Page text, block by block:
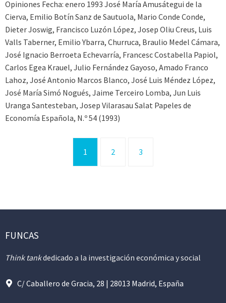
Opiniones Fecha: enero 1993 José María Amusátegui de la
Cierva, Emilio Botín Sanz de Sautuola, Mario Conde Conde,
Dieter Joswig, Francisco Luzón López, Josep Oliu Creus, Luis
Valls Taberner, Emilio Ybarra, Churruca, Braulio Medel Cámara,
José Ignacio Berroeta Echevarría, Francesc Costabella Papiol,
Carlos Egea Krauel, Julio Fernández Gayoso, Amado Franco
Lahoz, José Antonio Marcos Blanco, José Luis Méndez López,
José María Simó Nogués, Jaime Terceiro Lomba, Jun Luis
Uranga Santesteban, Josep Vilarasau Salat Papeles de
Economía Española, N.º 54 (1993)
1 2 3
FUNCAS
Think tankdedicado a la investigación económica y social
C/ Caballero de Gracia, 28 | 28013 Madrid, España